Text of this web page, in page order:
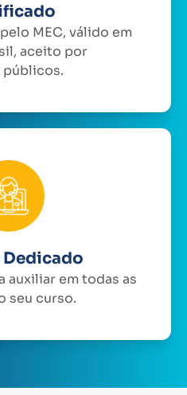
MEC, válido em
aceito por
auxiliar em todas as
seu curso.